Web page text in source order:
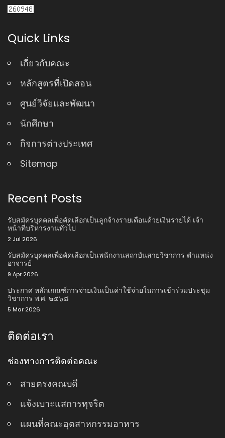
Quick Links
เกี่ยวกับคณะ
หลักสูตรที่เปิดสอน
ศูนย์วิจัยและพัฒนา
นักศึกษา
กิจการต่างประเทศ
Sitemap
Recent Posts
รับสมัครบุคคลเพื่อคัดเลือกเป็นลูกจ้างรายเดือนด้วยเงินรายได้ เจ้า
หน้าที่บริหารงานทั่วไป
2 Jul 2026
รับสมัครบุคคลเพื่อคัดเลือกเป็นพนักงานสถาบันสายวิชาการ ตําแหน่ง
อาจารย์
9 Apr 2026
ประกาศ หลักเกณฑ์การจ่ายเงินเป็นค่าใช้จ่ายในการเข้าร่วมประชุม
วิชาการ พ.ศ. ๒๕๖๘
5 Mar 2026
ติดต่อเรา
ช่องทางการติดต่อคณะ
สายตรงคณบดี
แจ้งเบาะแสการทุจริต
แผนที่คณะอุตสาหกรรมอาหาร